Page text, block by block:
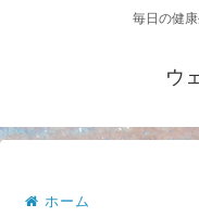
毎日の健
ウ
ホーム